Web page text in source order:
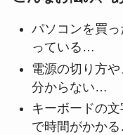
パソコンを買
っている…
電源の切り方
分からない…
キーボードの
で時間がかか